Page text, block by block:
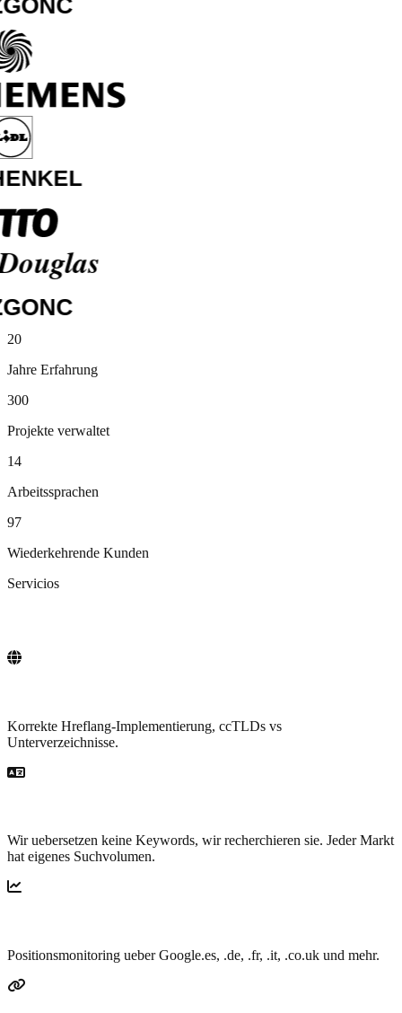
Media Markt
Lidl
Otto
ZGONC
20
Jahre Erfahrung
300
Projekte verwaltet
14
Arbeitssprachen
97
Wiederkehrende Kunden
Servicios
Korrekte Hreflang-Implementierung, ccTLDs vs
Unterverzeichnisse.
Wir uebersetzen keine Keywords, wir recherchieren sie. Jeder Markt
hat eigenes Suchvolumen.
Positionsmonitoring ueber Google.es, .de, .fr, .it, .co.uk und mehr.